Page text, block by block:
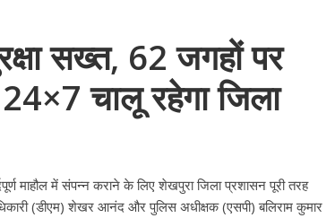
सख्त, 62 जगहों पर
चालू रहेगा जिला
माहौल में संपन्न कराने के लिए शेखपुरा जिला प्रशासन पूरी तरह
(डीएम) शेखर आनंद और पुलिस अधीक्षक (एसपी) बलिराम कुमार